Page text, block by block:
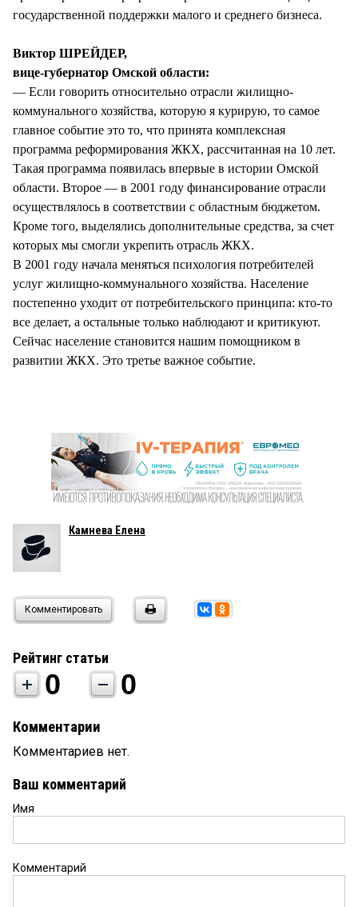
государственной поддержки малого и среднего бизнеса.
Виктор ШРЕЙДЕР,
вице-губернатор Омской области:
— Если говорить относительно отрасли жилищно-
коммунального хозяйства, которую я курирую, то самое
главное событие это то, что принята комплексная
программа реформирования ЖКХ, рассчитанная на 10 лет.
Такая программа появилась впервые в истории Омской
области. Второе — в 2001 году финансирование отрасли
осуществлялось в соответствии с областным бюджетом.
Кроме того, выделялись дополнительные средства, за счет
которых мы смогли укрепить отрасль ЖКХ.
В 2001 году начала меняться психология потребителей
услуг жилищно-коммунального хозяйства. Население
постепенно уходит от потребительского принципа: кто-то
все делает, а остальные только наблюдают и критикуют.
Сейчас население становится нашим помощником в
развитии ЖКХ. Это третье важное событие.
Камнева Елена
Комментировать
Рейтинг статьи
0 0
Комментарии
Комментариев нет.
Ваш комментарий
Имя
Комментарий